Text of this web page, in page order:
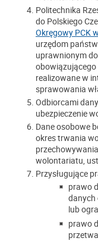
Politechnika
do Polskiego
Okręgowy PCK
urzędom
uprawnionym
realizowane w
sprawowania
Odbiorcami
ubezpieczenie
Dane osobowe
okres trwania
wolontariatu,
Przysługujące
prawo
danych
lub
prawo